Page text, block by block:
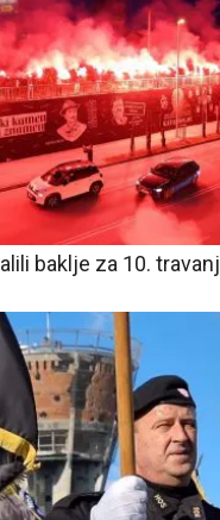
baklje za 10. travanj